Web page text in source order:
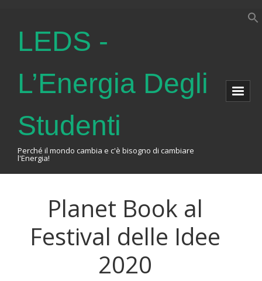
LEDS -
L’Energia Degli
Studenti
Perché il mondo cambia e c'è bisogno di cambiare
l'Energia!
About Us
The Association
A Little Bit Of History
Events
Upcoming Events
Planet Book al
Festival delle Idee
2020